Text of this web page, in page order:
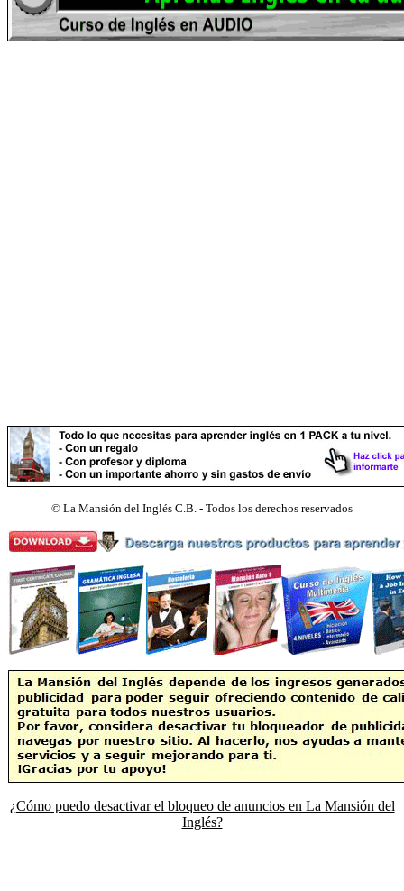
© La Mansión del Inglés C.B. - Todos los derechos reservados
¿Cómo puedo desactivar el bloqueo de anuncios en La Mansión del
Inglés?